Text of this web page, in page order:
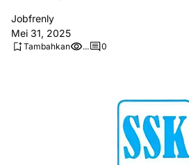
Jobfrenly
Mei 31, 2025
Tambahkan ... 0